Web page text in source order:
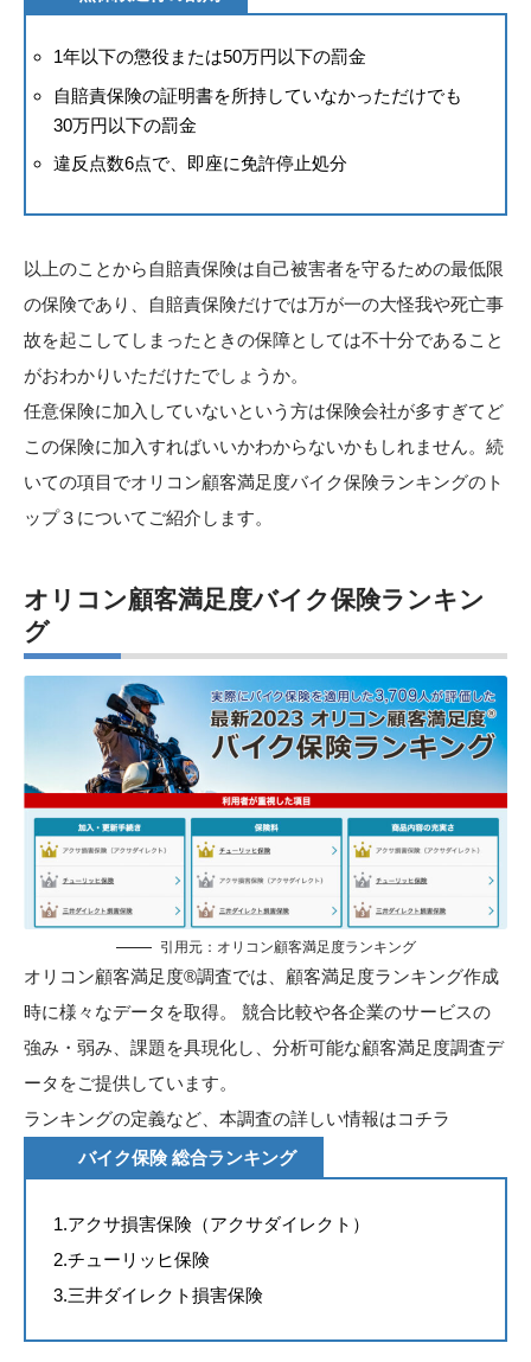
1年以下の懲役または50万円以下の罰金
自賠責保険の証明書を所持していなかっただけでも
30万円以下の罰金
違反点数6点で、即座に免許停止処分
以上のことから自賠責保険は自己被害者を守るための最低限
の保険であり、自賠責保険だけでは万が一の大怪我や死亡事
故を起こしてしまったときの保障としては不十分であること
がおわかりいただけたでしょうか。
任意保険に加入していないという方は保険会社が多すぎてど
この保険に加入すればいいかわからないかもしれません。続
いての項目でオリコン顧客満足度バイク保険ランキングのト
ップ３についてご紹介します。
オリコン顧客満足度バイク保険ランキン
グ
引用元：オリコン顧客満足度ランキング
オリコン顧客満足度®調査では、顧客満足度ランキング作成
時に様々なデータを取得。 競合比較や各企業のサービスの
強み・弱み、課題を具現化し、分析可能な顧客満足度調査デ
ータをご提供しています。
ランキングの定義など、本調査の詳しい情報はコチラ
バイク保険 総合ランキング
1.アクサ損害保険（アクサダイレクト）
2.チューリッヒ保険
3.三井ダイレクト損害保険